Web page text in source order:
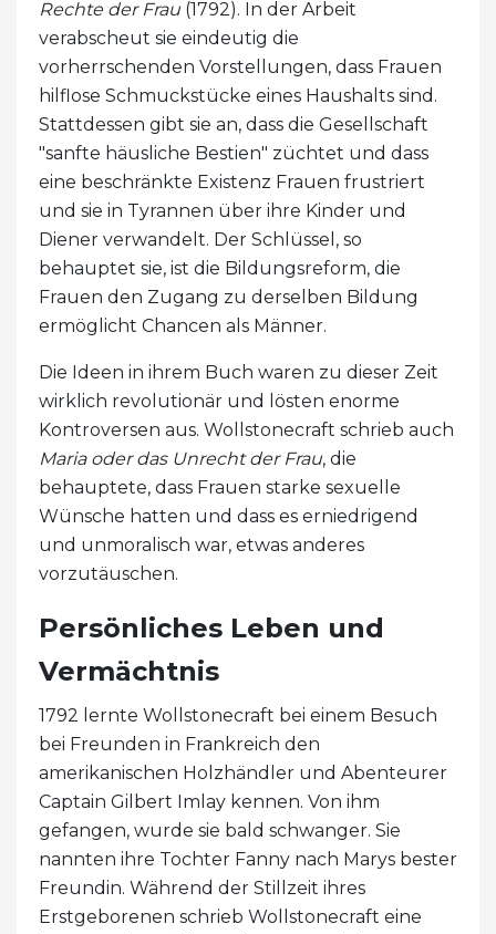
Rechte der Frau (1792). In der Arbeit
verabscheut sie eindeutig die
vorherrschenden Vorstellungen, dass Frauen
hilflose Schmuckstücke eines Haushalts sind.
Stattdessen gibt sie an, dass die Gesellschaft
"sanfte häusliche Bestien" züchtet und dass
eine beschränkte Existenz Frauen frustriert
und sie in Tyrannen über ihre Kinder und
Diener verwandelt. Der Schlüssel, so
behauptet sie, ist die Bildungsreform, die
Frauen den Zugang zu derselben Bildung
ermöglicht Chancen als Männer.
Die Ideen in ihrem Buch waren zu dieser Zeit
wirklich revolutionär und lösten enorme
Kontroversen aus. Wollstonecraft schrieb auch
Maria oder das Unrecht der Frau, die
behauptete, dass Frauen starke sexuelle
Wünsche hatten und dass es erniedrigend
und unmoralisch war, etwas anderes
vorzutäuschen.
Persönliches Leben und
Vermächtnis
1792 lernte Wollstonecraft bei einem Besuch
bei Freunden in Frankreich den
amerikanischen Holzhändler und Abenteurer
Captain Gilbert Imlay kennen. Von ihm
gefangen, wurde sie bald schwanger. Sie
nannten ihre Tochter Fanny nach Marys bester
Freundin. Während der Stillzeit ihres
Erstgeborenen schrieb Wollstonecraft eine